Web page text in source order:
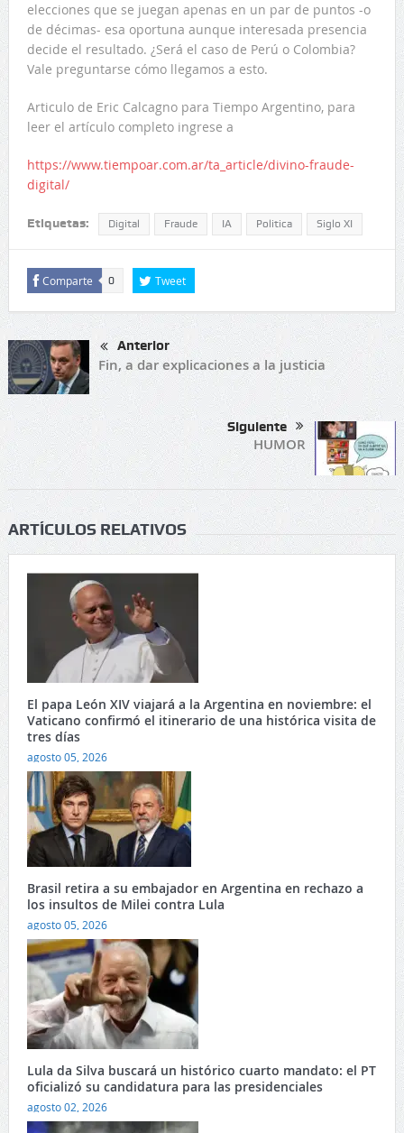
elecciones que se juegan apenas en un par de puntos -o
de décimas- esa oportuna aunque interesada presencia
decide el resultado. ¿Será el caso de Perú o Colombia?
Vale preguntarse cómo llegamos a esto.
Articulo de Eric Calcagno para Tiempo Argentino, para
leer el artículo completo ingrese a
https://www.tiempoar.com.ar/ta_article/divino-fraude-
digital/
Etiquetas: Digital Fraude IA Politica Siglo XI
Comparte 0 Tweet
Anterior
Fin, a dar explicaciones a la justicia
Siguiente
HUMOR
ARTÍCULOS RELATIVOS
El papa León XIV viajará a la Argentina en noviembre: el
Vaticano confirmó el itinerario de una histórica visita de
tres días
agosto 05, 2026
Brasil retira a su embajador en Argentina en rechazo a
los insultos de Milei contra Lula
agosto 05, 2026
Lula da Silva buscará un histórico cuarto mandato: el PT
oficializó su candidatura para las presidenciales
agosto 02, 2026